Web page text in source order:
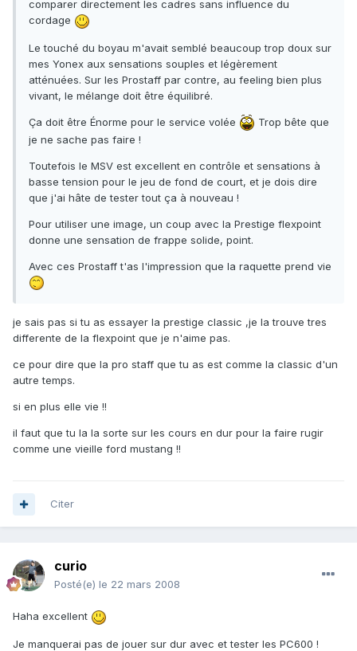
comparer directement les cadres sans influence du
cordage
Le touché du boyau m'avait semblé beaucoup trop doux sur
mes Yonex aux sensations souples et légèrement
atténuées. Sur les Prostaff par contre, au feeling bien plus
vivant, le mélange doit être équilibré.
Ça doit être Énorme pour le service volée
Trop bête que
je ne sache pas faire !
Toutefois le MSV est excellent en contrôle et sensations à
basse tension pour le jeu de fond de court, et je dois dire
que j'ai hâte de tester tout ça à nouveau !
Pour utiliser une image, un coup avec la Prestige flexpoint
donne une sensation de frappe solide, point.
Avec ces Prostaff t'as l'impression que la raquette prend vie
je sais pas si tu as essayer la prestige classic ,je la trouve tres
differente de la flexpoint que je n'aime pas.
ce pour dire que la pro staff que tu as est comme la classic d'un
autre temps.
si en plus elle vie !!
il faut que tu la la sorte sur les cours en dur pour la faire rugir
comme une vieille ford mustang !!
Citer
curio
Posté(e) le 22 mars 2008
Haha excellent
Je manquerai pas de jouer sur dur avec et tester les PC600 !